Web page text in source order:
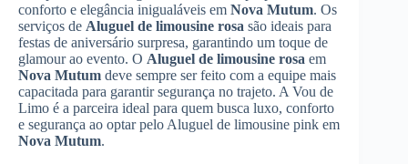
conforto e elegância inigualáveis em Nova Mutum. Os
serviços de Aluguel de limousine rosa são ideais para
festas de aniversário surpresa, garantindo um toque de
glamour ao evento. O Aluguel de limousine rosa em
Nova Mutum deve sempre ser feito com a equipe mais
capacitada para garantir segurança no trajeto. A Vou de
Limo é a parceira ideal para quem busca luxo, conforto
e segurança ao optar pelo Aluguel de limousine pink em
Nova Mutum.